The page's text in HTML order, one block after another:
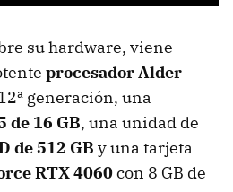
su hardware, viene
procesador Alder
generación, una
de 16 GB, una unidad de
de 512 GB y una tarjeta
RTX 4060con 8 GB de